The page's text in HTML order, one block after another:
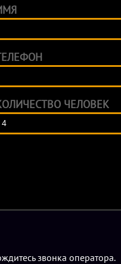
зона (еду,
программа на
(только по
ЧЕЛОВЕК
звонка оператора.